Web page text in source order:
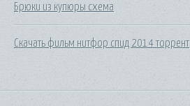
Брюки из купюры схема
Скачать фильм нитфор спид 2014 торрент